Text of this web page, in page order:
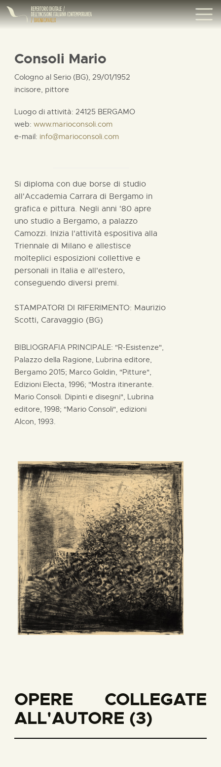
Consoli Mario
Cologno al Serio (BG), 29/01/1952
incisore, pittore
Luogo di attività: 24125 BERGAMO
web: www.marioconsoli.com
e-mail: info@marioconsoli.com
Si diploma con due borse di studio
all'Accademia Carrara di Bergamo in
grafica e pittura. Negli anni '80 apre
uno studio a Bergamo, a palazzo
Camozzi. Inizia l'attività espositiva alla
Triennale di Milano e allestisce
molteplici esposizioni collettive e
personali in Italia e all'estero,
conseguendo diversi premi.
STAMPATORI DI RIFERIMENTO: Maurizio
Scotti, Caravaggio (BG)
BIBLIOGRAFIA PRINCIPALE: "R-Esistenze",
Palazzo della Ragione, Lubrina editore,
Bergamo 2015; Marco Goldin, "Pitture",
Edizioni Electa, 1996; "Mostra itinerante.
Mario Consoli. Dipinti e disegni", Lubrina
editore, 1998; "Mario Consoli", edizioni
Alcon, 1993.
OPERE COLLEGATE
ALL'AUTORE (3)